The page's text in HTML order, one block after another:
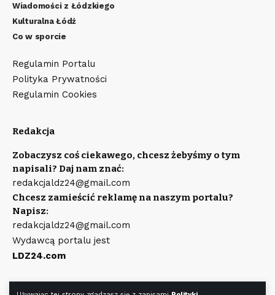
Wiadomości z Łódzkiego
Kulturalna Łódź
Co w sporcie
Regulamin Portalu
Polityka Prywatności
Regulamin Cookies
Redakcja
Zobaczysz coś ciekawego, chcesz żebyśmy o tym
napisali? Daj nam znać:
redakcjaldz24@gmail.com
Chcesz zamieścić reklamę na naszym portalu?
Napisz:
redakcjaldz24@gmail.com
Wydawcą portalu jest
LDZ24.com